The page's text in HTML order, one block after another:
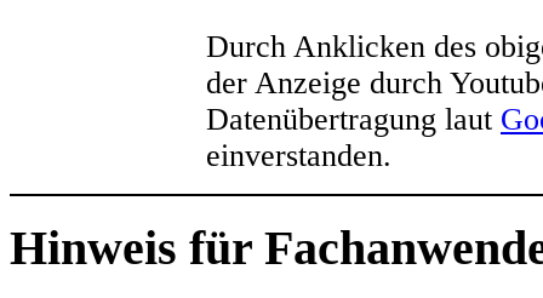
Durch Anklicken des
der Anzeige durch
Datenübertragung laut
einverstanden.
Hinweis für